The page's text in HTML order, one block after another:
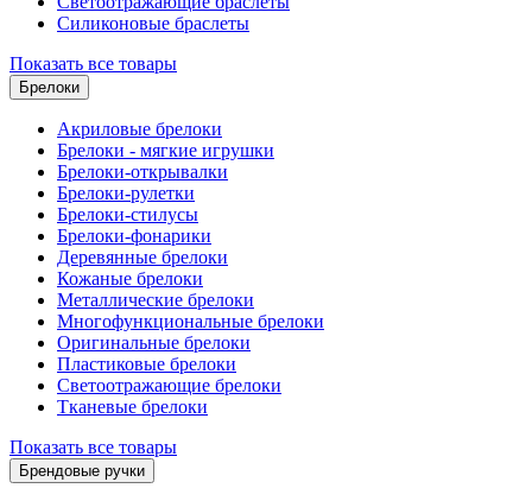
Силиконовые браслеты
Показать все товары
Брелоки
Акриловые брелоки
Брелоки - мягкие игрушки
Брелоки-открывалки
Брелоки-рулетки
Брелоки-стилусы
Брелоки-фонарики
Деревянные брелоки
Кожаные брелоки
Металлические брелоки
Многофункциональные брелоки
Оригинальные брелоки
Пластиковые брелоки
Светоотражающие брелоки
Тканевые брелоки
Показать все товары
Брендовые ручки